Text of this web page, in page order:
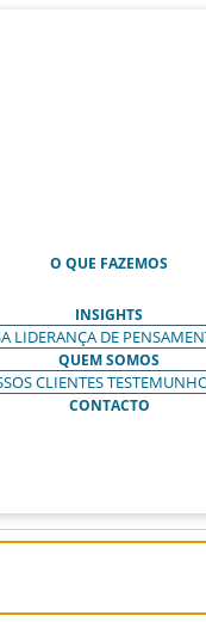
O QUE FAZEMOS
INSIGHTS
LIDERANÇA DE
QUEM SOMOS
CLIENTES
CONTACTO